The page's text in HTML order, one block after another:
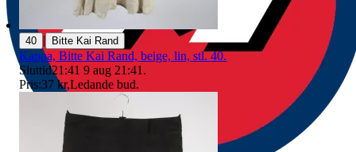
40 | Bitte Kai Rand
Kappa, Bitte Kai Rand, beige, lin, stl. 40.
Sluttid21:41 9 aug 21:41 .
Pris:37 kr,Ledande bud.